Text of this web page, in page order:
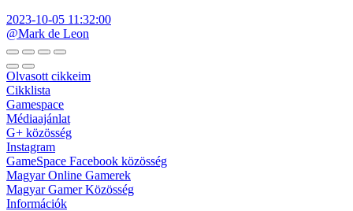
2023-10-05 11:32:00
@Mark de Leon
Olvasott cikkeim
Cikklista
Gamespace
Médiaajánlat
G+ közösség
Instagram
GameSpace Facebook közösség
Magyar Online Gamerek
Magyar Gamer Közösség
Információk